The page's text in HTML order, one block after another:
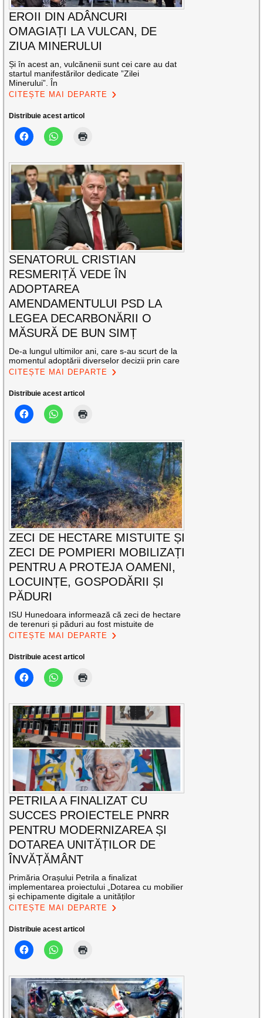
EROII DIN ADÂNCURI
OMAGIAȚI LA VULCAN, DE
ZIUA MINERULUI
Și în acest an, vulcănenii sunt cei care au dat
startul manifestărilor dedicate ”Zilei
Minerului”. În
CITEȘTE MAI DEPARTE
Distribuie acest articol
SENATORUL CRISTIAN
RESMERIȚĂ VEDE ÎN
ADOPTAREA
AMENDAMENTULUI PSD LA
LEGEA DECARBONĂRII O
MĂSURĂ DE BUN SIMȚ
De-a lungul ultimilor ani, care s-au scurt de la
momentul adoptării diverselor decizii prin care
CITEȘTE MAI DEPARTE
Distribuie acest articol
ZECI DE HECTARE MISTUITE ȘI
ZECI DE POMPIERI MOBILIZAȚI
PENTRU A PROTEJA OAMENI,
LOCUINȚE, GOSPODĂRII ȘI
PĂDURI
ISU Hunedoara informează că zeci de hectare
de terenuri și păduri au fost mistuite de
CITEȘTE MAI DEPARTE
Distribuie acest articol
PETRILA A FINALIZAT CU
SUCCES PROIECTELE PNRR
PENTRU MODERNIZAREA ȘI
DOTAREA UNITĂȚILOR DE
ÎNVĂȚĂMÂNT
Primăria Orașului Petrila a finalizat
implementarea proiectului „Dotarea cu mobilier
și echipamente digitale a unităților
CITEȘTE MAI DEPARTE
Distribuie acest articol